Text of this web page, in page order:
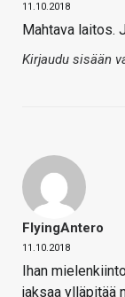
11.10.2018
Mahtava laitos.
Kirjaudu sisään
FlyingAntero
11.10.2018
Ihan
jaksaa ylläpitää